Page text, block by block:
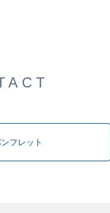
フレット